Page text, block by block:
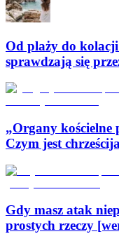
Od plaży do
sprawdzają się
„Organy kościelne
Czym jest
Gdy masz atak
prostych rzeczy